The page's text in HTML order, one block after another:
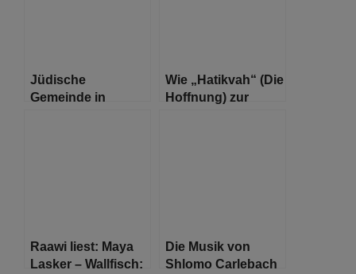
Jüdische
Gemeinde in
Wie „Hatikvah“ (Die
Hoffnung) zur
Raawi liest: Maya
Lasker – Wallfisch:
Die Musik von
Shlomo Carlebach